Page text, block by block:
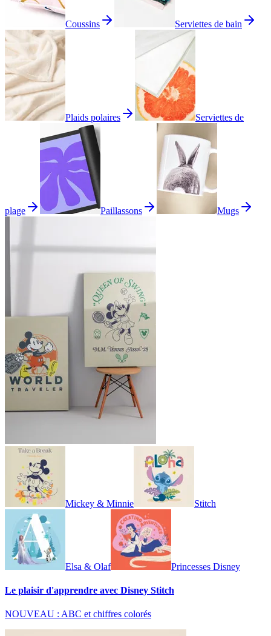
Coussins Serviettes de bain
Plaids polaires Serviettes de
plage Paillassons Mugs
Mickey & Minnie Stitch
Elsa & Olaf Princesses Disney
Le plaisir d'apprendre avec Disney Stitch
NOUVEAU : ABC et chiffres colorés